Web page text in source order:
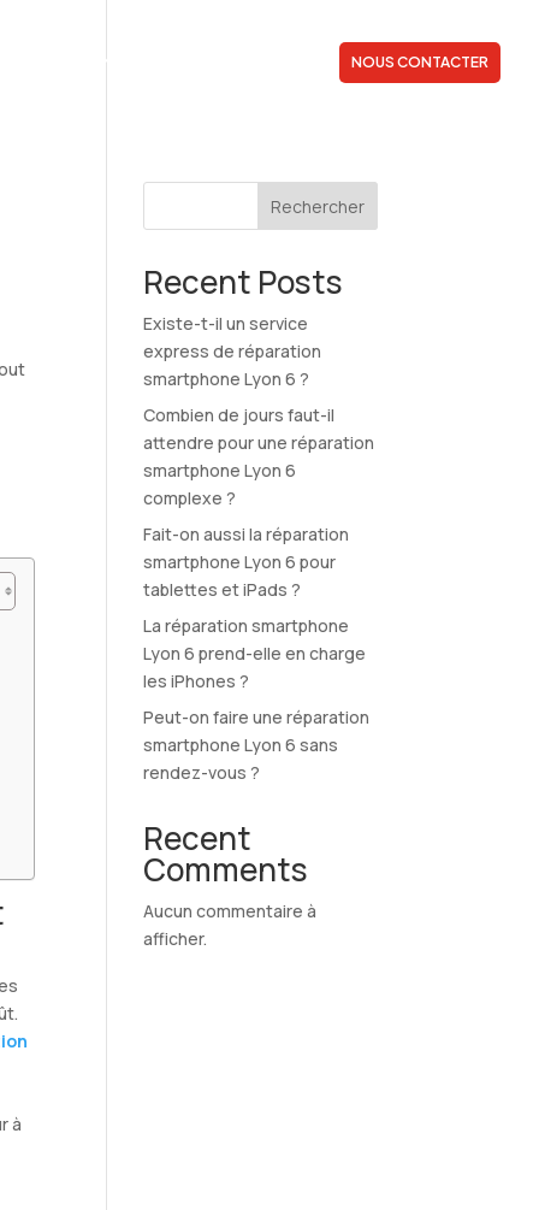
QUI SOMMES-NOUS ? NOUS CONTACTER
à
Rechercher
Recent Posts
Existe-t-il un service
express de réparation
smartphone Lyon 6 ?
Combien de jours faut-il
attendre pour une réparation
smartphone Lyon 6
complexe ?
Fait-on aussi la réparation
smartphone Lyon 6 pour
tablettes et iPads ?
La réparation smartphone
Lyon 6 prend-elle en charge
les iPhones ?
Peut-on faire une réparation
smartphone Lyon 6 sans
rendez-vous ?
Recent
Comments
Aucun commentaire à
afficher.